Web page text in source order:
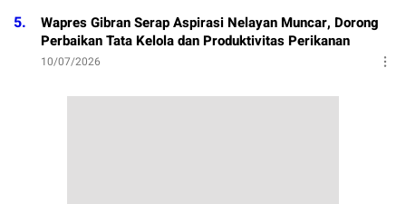
5.
Wapres Gibran Serap Aspirasi Nelayan Muncar, Dorong
Perbaikan Tata Kelola dan Produktivitas Perikanan
10/07/2026